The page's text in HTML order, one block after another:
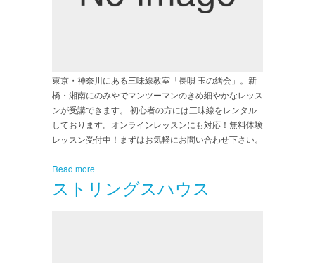
東京・神奈川にある三味線教室「長唄 玉の緒会」。新
橋・湘南にのみやでマンツーマンのきめ細やかなレッス
ンが受講できます。 初心者の方には三味線をレンタル
しております。オンラインレッスンにも対応！無料体験
レッスン受付中！まずはお気軽にお問い合わせ下さい。
Read more
ストリングスハウス